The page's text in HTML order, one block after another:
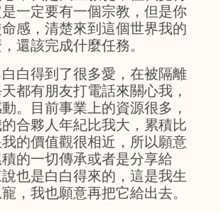
一定要有一個宗教，但是你
感，清楚來到這個世界我的
還該完成什麼任務。
白得到了很多愛，在被隔離
都有朋友打電話來關心我，
。目前事業上的資源很多，
合夥人年紀比我大，累積比
的價值觀很相近，所以願意
的一切傳承或者是分享給
也是白白得來的，這是我生
，我也願意再把它給出去。